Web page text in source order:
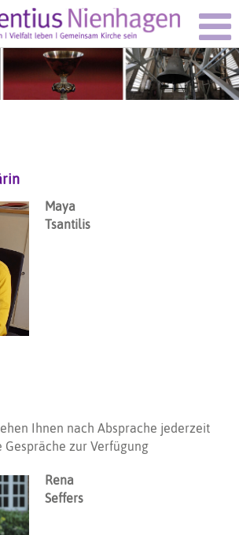
Maya
Tsantilis
Ihnen nach Absprache jederzeit
zur Verfügung
Rena
Seffers